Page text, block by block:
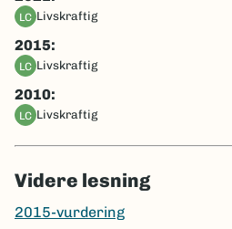
LC livskraftig
2015:
LC livskraftig
2010:
LC livskraftig
Videre lesning
2015-vurdering